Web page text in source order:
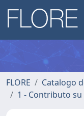
FLORE
Catalogo
1 - Contributo